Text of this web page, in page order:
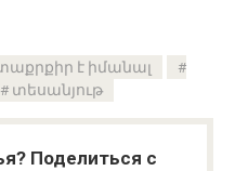
է իմանալ
տեսանյութ
Поделиться с